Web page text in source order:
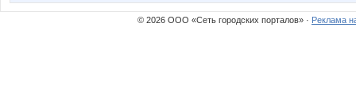
© 2026 ООО «Сеть городских порталов» · Реклама